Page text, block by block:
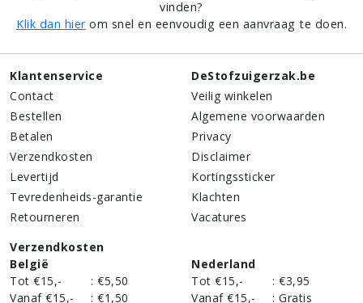
vinden?
Klik dan hierom snel en eenvoudig een aanvraag te doen.
Klantenservice
Contact
Bestellen
Betalen
Verzendkosten
Levertijd
Tevredenheids-garantie
Retourneren
DeStofzuigerzak.be
Veilig winkelen
Algemene voorwaarden
Privacy
Disclaimer
Kortingssticker
Klachten
Vacatures
Verzendkosten
België
Tot €15,-
: €5,50
Vanaf €15,-
: €1,50
Nederland
Tot €15,-
: €3,95
Vanaf €15,-
: Gratis